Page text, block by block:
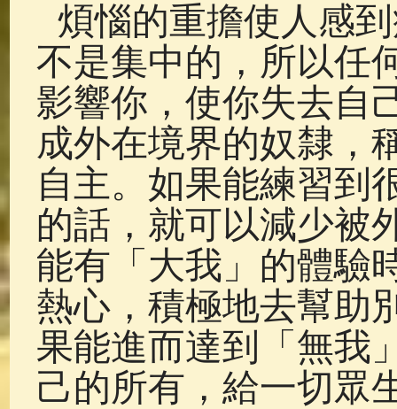
煩惱的重擔使人感
不是集中的，所以任
影響你，使你失去自
成外在境界的奴隸，
自主。如果能練習到
的話，就可以減少被
能有「大我」的體驗
熱心，積極地去幫助
果能進而達到「無我
己的所有，給一切眾